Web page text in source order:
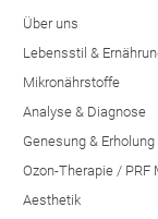
Über uns
Lebensstil &
Mikronährstoffe
Analyse & Diagnose
Genesung & Erholung
Ozon-Therapie / PRF
Aesthetik